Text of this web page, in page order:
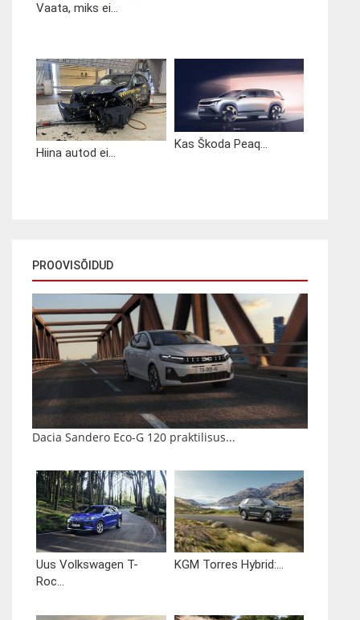
Vaata, miks ei...
Hiina autod ei...
Kas Škoda Peaq...
PROOVISÕIDUD
Dacia Sandero Eco-G 120 praktilisus...
Uus Volkswagen T-
Roc...
KGM Torres Hybrid:...